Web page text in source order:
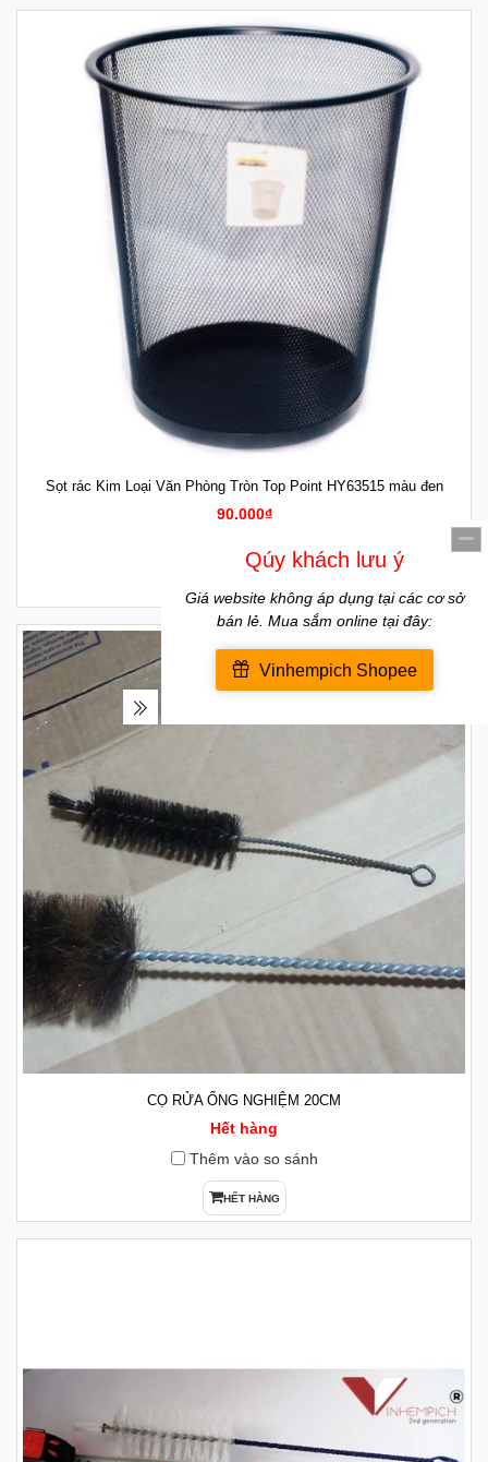
Sọt rác Kim Loại Văn Phòng Tròn Top Point HY63515 màu đen
90.000₫
CỌ RỬA ỐNG NGHIỆM 20CM
Hết hàng
Thêm vào so sánh
HẾT HÀNG